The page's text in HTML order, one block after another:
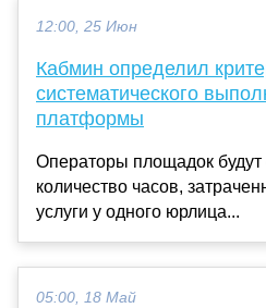
12:00, 25 Июн
Кабмин определил
систематического
платформы
Операторы площадок
количество часов,
услуги у одного юрлица...
05:00, 18 Май